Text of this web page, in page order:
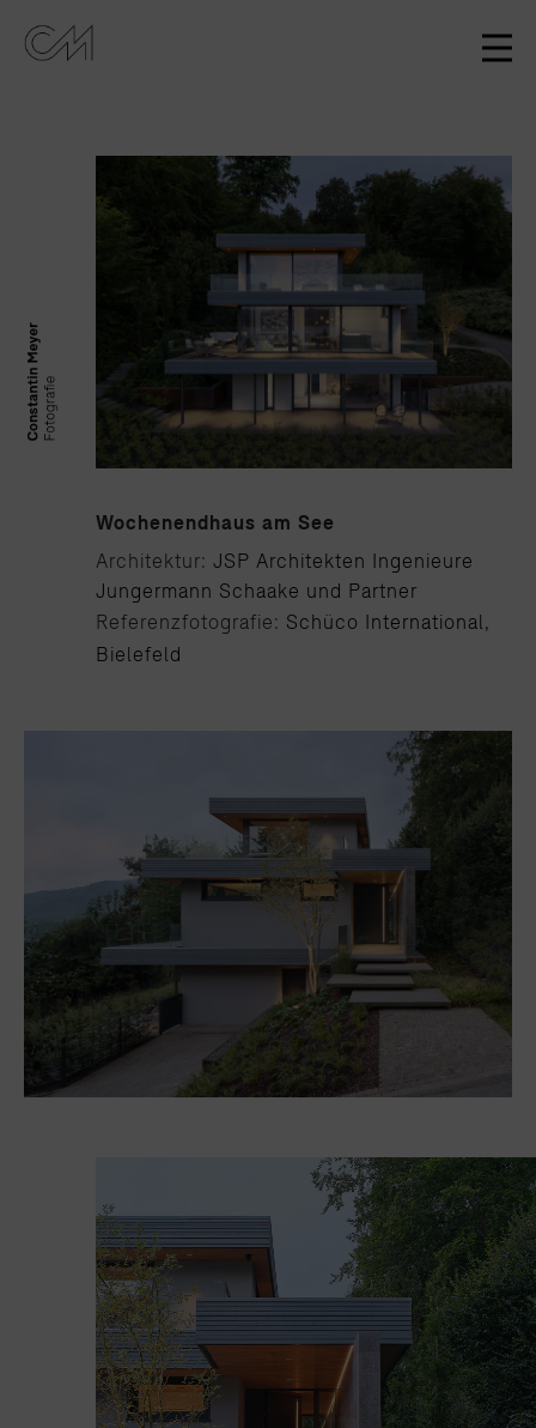
Wochenendhaus am See
Architektur: JSP Architekten Ingenieure
Jungermann Schaake und Partner
Referenzfotografie: Schüco International,
Bielefeld